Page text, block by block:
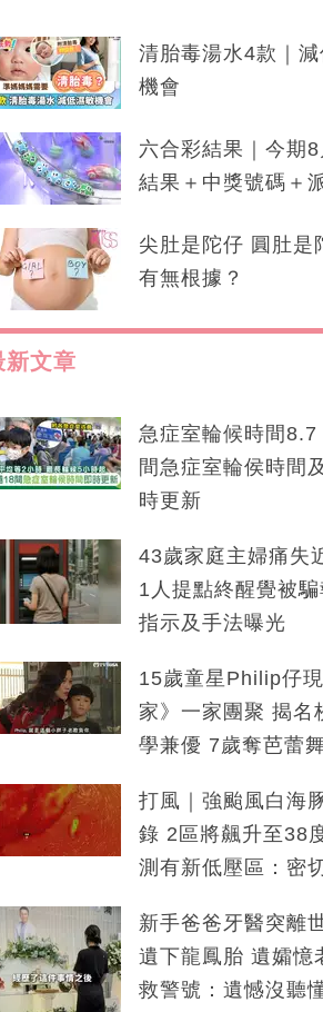
清胎毒湯水4款｜
機會
六合彩結果｜今期
結果＋中獎號碼＋
尖肚是陀仔 圓肚是
有無根據？
新文章
急症室輪候時間8.7
間急症室輪侯時間
時更新
43歲家庭主婦痛失
1人提點終醒覺被
指示及手法曝光
15歲童星Philip仔
家》一家團聚 揭名
學兼優 7歲奪芭蕾
打風｜強颱風白海
錄 2區將飆升至38
測有新低壓區：密
新手爸爸牙醫突離
遺下龍鳳胎 遺孀憶
救警號：遺憾沒聽